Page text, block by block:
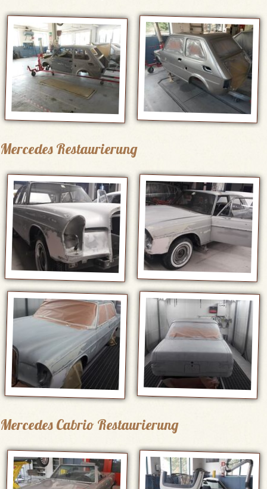
Mercedes Restaurierung
Mercedes Cabrio Restaurierung